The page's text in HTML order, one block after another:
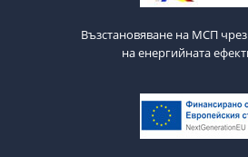
Възстановяване на МСП
на енергийната